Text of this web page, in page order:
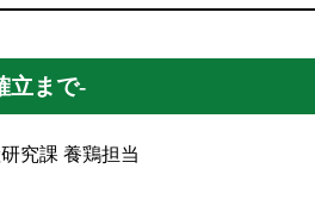
立まで-
究課 養鶏担当